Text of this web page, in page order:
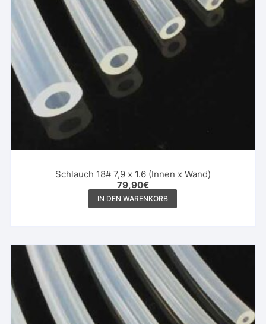
Schlauch 18# 7,9 x 1.6 (Innen x Wand)
79,90€
IN DEN WARENKORB